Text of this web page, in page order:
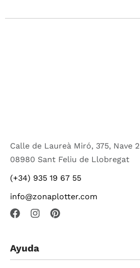
Calle de Laureà Miró, 375, Nave 2
08980 Sant Feliu de Llobregat
(+34) 935 19 67 55
info@zonaplotter.com
Ayuda